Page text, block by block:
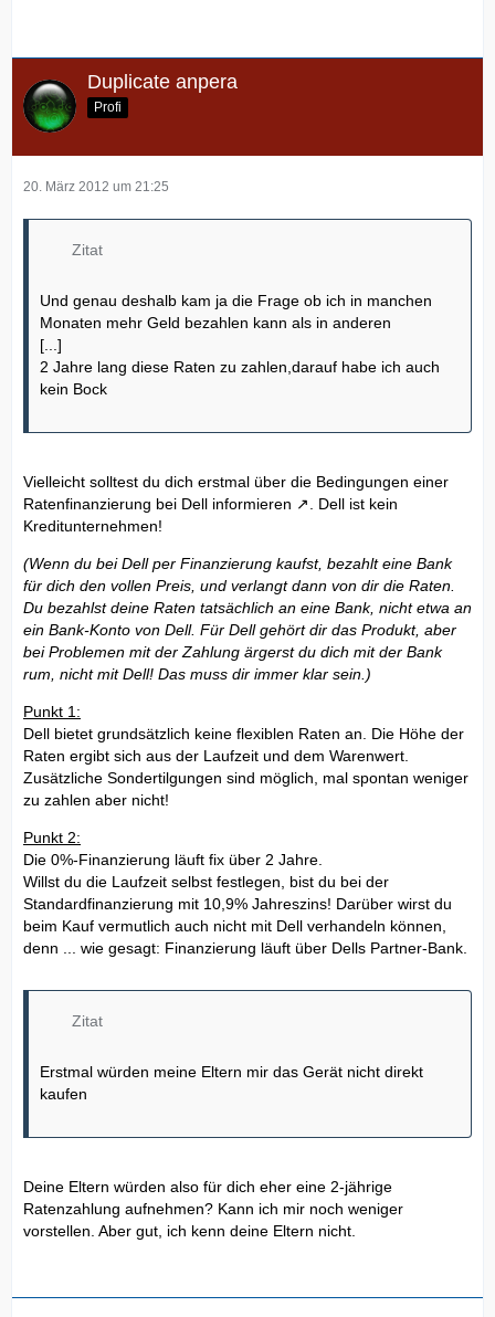
Duplicate anpera
Profi
20. März 2012 um 21:25
Zitat
Und genau deshalb kam ja die Frage ob ich in manchen
Monaten mehr Geld bezahlen kann als in anderen
[...]
2 Jahre lang diese Raten zu zahlen,darauf habe ich auch
kein Bock
Vielleicht solltest du dich erstmal über die Bedingungen einer
Ratenfinanzierung bei Dell informieren
. Dell ist kein
Kreditunternehmen!
(Wenn du bei Dell per Finanzierung kaufst, bezahlt eine Bank
für dich den vollen Preis, und verlangt dann von dir die Raten.
Du bezahlst deine Raten tatsächlich an eine Bank, nicht etwa an
ein Bank-Konto von Dell. Für Dell gehört dir das Produkt, aber
bei Problemen mit der Zahlung ärgerst du dich mit der Bank
rum, nicht mit Dell! Das muss dir immer klar sein.)
Punkt 1:
Dell bietet grundsätzlich keine flexiblen Raten an. Die Höhe der
Raten ergibt sich aus der Laufzeit und dem Warenwert.
Zusätzliche Sondertilgungen sind möglich, mal spontan weniger
zu zahlen aber nicht!
Punkt 2:
Die 0%-Finanzierung läuft fix über 2 Jahre.
Willst du die Laufzeit selbst festlegen, bist du bei der
Standardfinanzierung mit 10,9% Jahreszins! Darüber wirst du
beim Kauf vermutlich auch nicht mit Dell verhandeln können,
denn ... wie gesagt: Finanzierung läuft über Dells Partner-Bank.
Zitat
Erstmal würden meine Eltern mir das Gerät nicht direkt
kaufen
Deine Eltern würden also für dich eher eine 2-jährige
Ratenzahlung aufnehmen? Kann ich mir noch weniger
vorstellen. Aber gut, ich kenn deine Eltern nicht.